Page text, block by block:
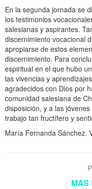
En la segunda jornada se
los testimonios
salesianas y aspirantes.
discernimiento vocacional
apropiarse de estos
discernimiento. Para
espiritual en el que hubo
las vivencias y
agradecidos con Dios por
comunidad salesiana de
disposición, y a las
trabajo tan fructífero y
María Fernanda Sánchez.
MAS